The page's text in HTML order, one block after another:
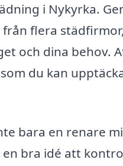
i Nykyrka.
flera
och dina
du kan
bara en renare
bra idé att